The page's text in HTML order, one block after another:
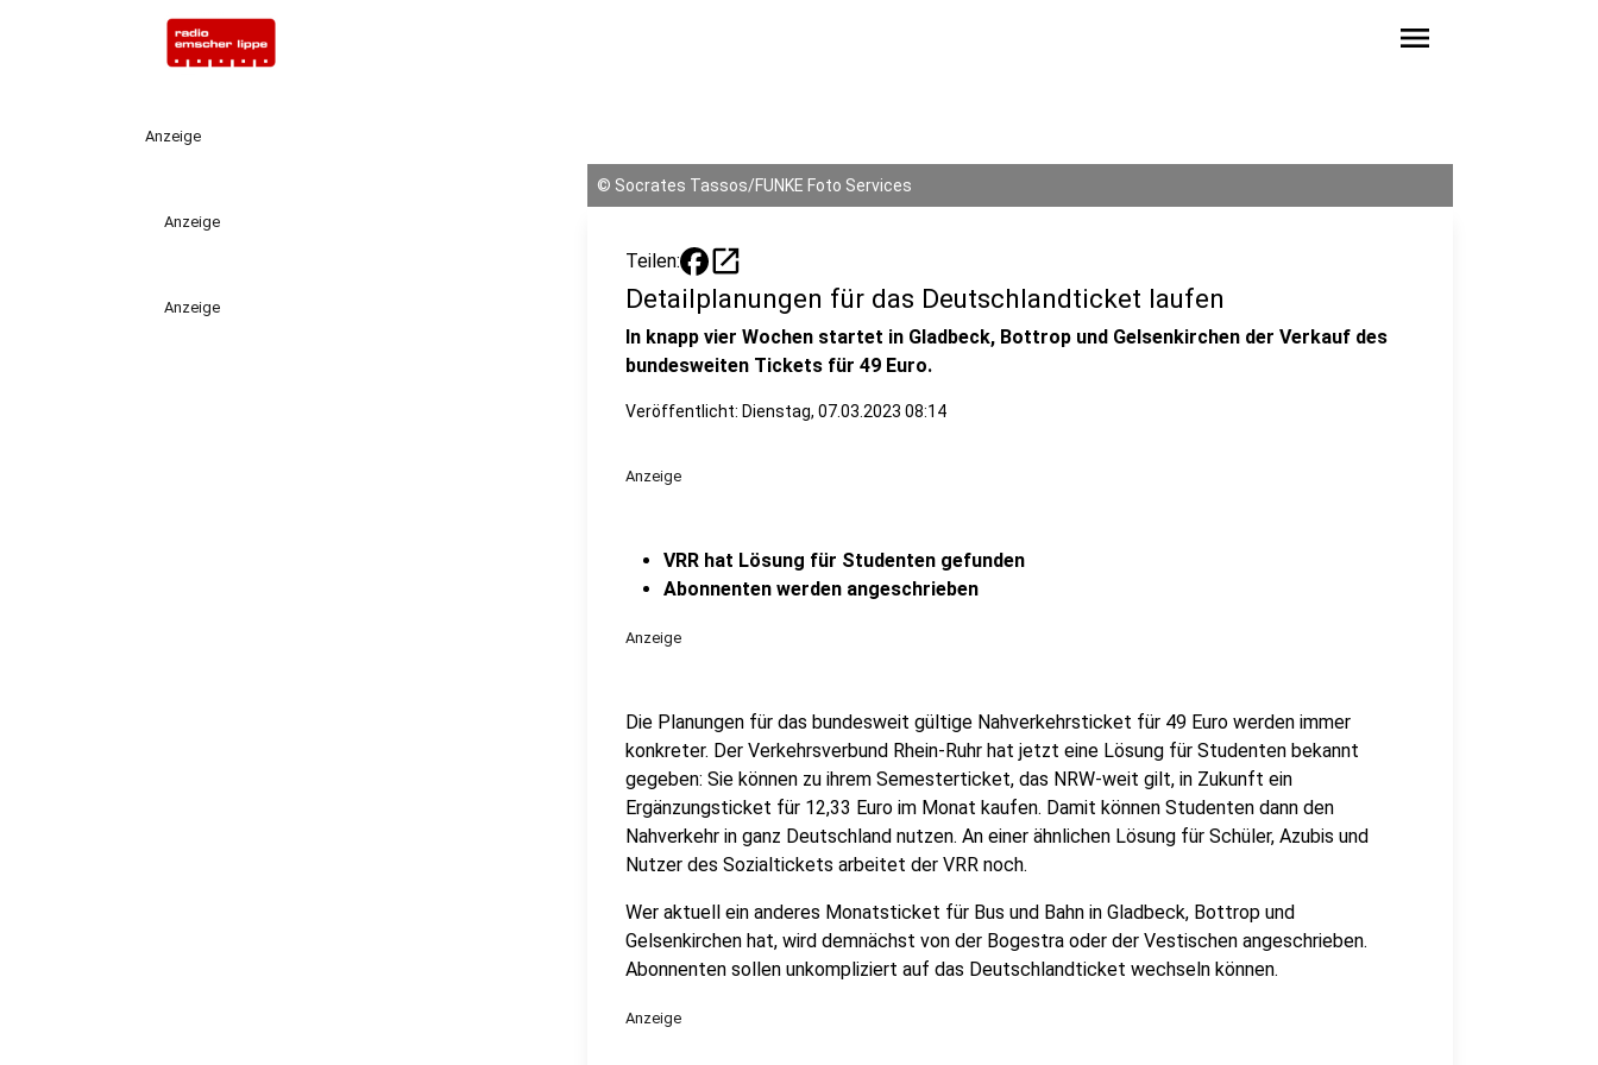
menu
Anzeige
Anzeige
Anzeige
© Socrates Tassos/FUNKE Foto Services
Teilen: open_in_new
Detailplanungen für das Deutschlandticket laufen
In knapp vier Wochen startet in Gladbeck, Bottrop und Gelsenkirchen der Verkauf des
bundesweiten Tickets für 49 Euro.
Veröffentlicht: Dienstag, 07.03.2023 08:14
Anzeige
VRR hat Lösung für Studenten gefunden
Abonnenten werden angeschrieben
Anzeige
Die Planungen für das bundesweit gültige Nahverkehrsticket für 49 Euro werden immer
konkreter. Der Verkehrsverbund Rhein-Ruhr hat jetzt eine Lösung für Studenten bekannt
gegeben: Sie können zu ihrem Semesterticket, das NRW-weit gilt, in Zukunft ein
Ergänzungsticket für 12,33 Euro im Monat kaufen. Damit können Studenten dann den
Nahverkehr in ganz Deutschland nutzen. An einer ähnlichen Lösung für Schüler, Azubis und
Nutzer des Sozialtickets arbeitet der VRR noch.
Wer aktuell ein anderes Monatsticket für Bus und Bahn in Gladbeck, Bottrop und
Gelsenkirchen hat, wird demnächst von der Bogestra oder der Vestischen angeschrieben.
Abonnenten sollen unkompliziert auf das Deutschlandticket wechseln können.
Anzeige